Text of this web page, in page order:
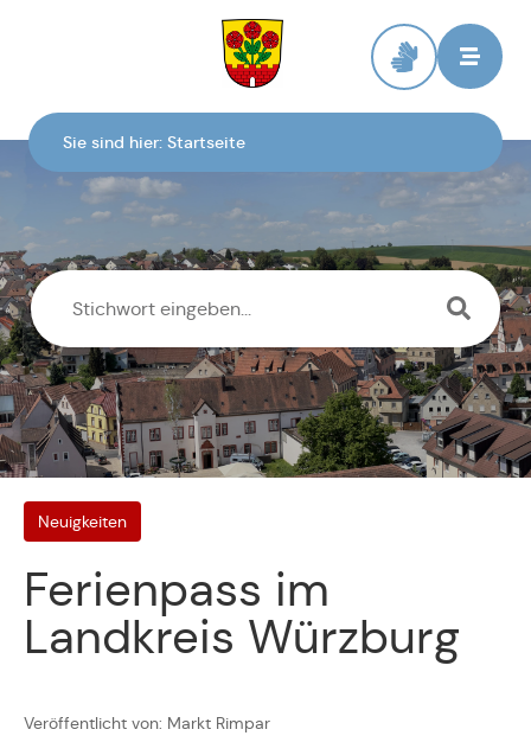
Sie sind hier: Startseite
Neuigkeiten
Ferienpass im
Landkreis Würzburg
Veröffentlicht von: Markt Rimpar